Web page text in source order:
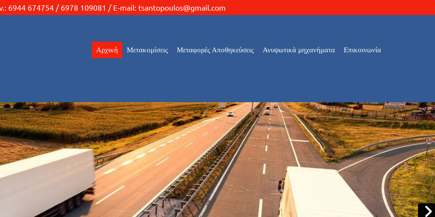
6944 674754 / 6978 109081 / E-mail: tsantopoulos@gmail.com
Αρχική Μετακομίσεις Μεταφορές Αποθηκεύσεις Ανυψωτικά μηχανήματα Επικοινωνία